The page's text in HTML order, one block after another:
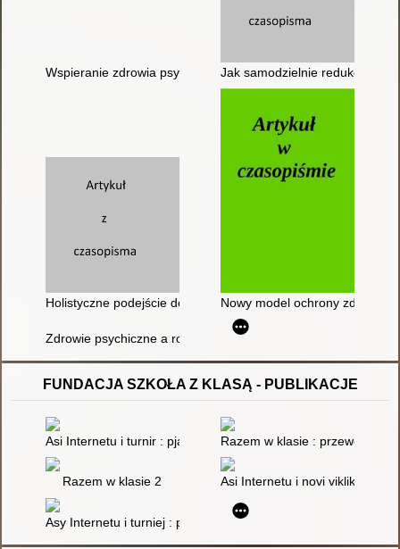
Wspieranie zdrowia psychicznego dzieckaJak samodzielnie redukować
Holistyczne podejście do ochrony zdrowia psychicznego w
Nowy model ochrony zdrowia
Zdrowie psychiczne a rozwój TIK
FUNDACJA SZKOŁA Z KLASĄ - PUBLIKACJE
Asi Internetu i turnir : pjatʹ opovidan' pro cinnosti, emocії ta
Razem w klasie : przewodnik
Razem w klasie 2 Asi Internetu i novi vikliki :
Asy Internetu i turniej : pięć opowiadań o wartościach,